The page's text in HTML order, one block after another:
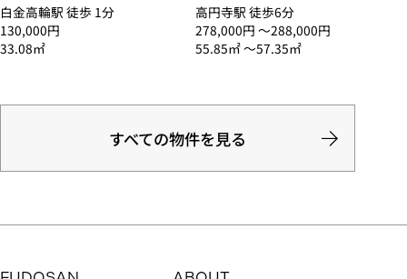
白金高輪駅 徒歩 1分
130,000円
33.08㎡
高円寺駅 徒歩6分
278,000円 〜288,000円
55.85㎡ 〜57.35㎡
すべての物件を見る